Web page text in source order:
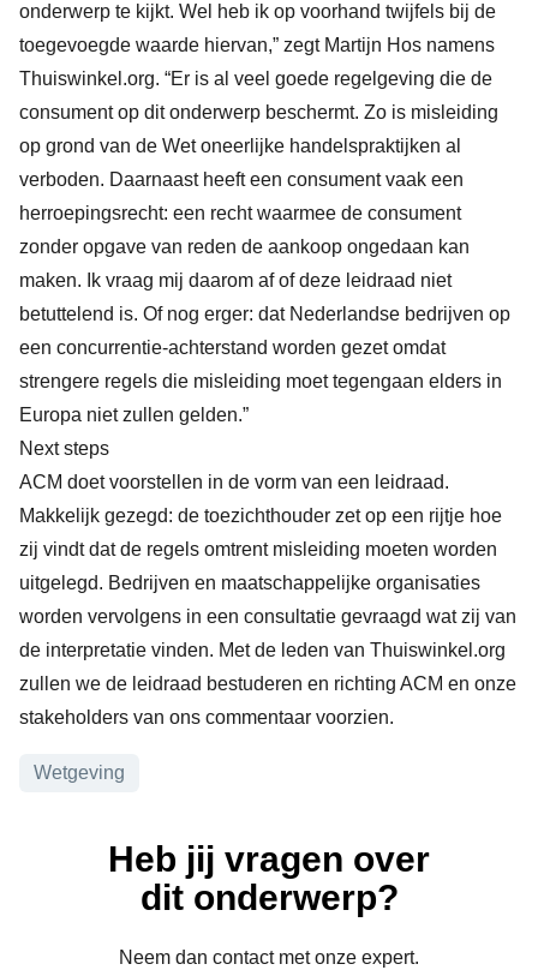
onderwerp te kijkt. Wel heb ik op voorhand twijfels bij de
toegevoegde waarde hiervan,” zegt Martijn Hos namens
Thuiswinkel.org. “Er is al veel goede regelgeving die de
consument op dit onderwerp beschermt. Zo is misleiding
op grond van de Wet oneerlijke handelspraktijken al
verboden. Daarnaast heeft een consument vaak een
herroepingsrecht: een recht waarmee de consument
zonder opgave van reden de aankoop ongedaan kan
maken. Ik vraag mij daarom af of deze leidraad niet
betuttelend is. Of nog erger: dat Nederlandse bedrijven op
een concurrentie-achterstand worden gezet omdat
strengere regels die misleiding moet tegengaan elders in
Europa niet zullen gelden.”
Next steps
ACM doet voorstellen in de vorm van een leidraad.
Makkelijk gezegd: de toezichthouder zet op een rijtje hoe
zij vindt dat de regels omtrent misleiding moeten worden
uitgelegd. Bedrijven en maatschappelijke organisaties
worden vervolgens in een consultatie gevraagd wat zij van
de interpretatie vinden. Met de leden van Thuiswinkel.org
zullen we de leidraad bestuderen en richting ACM en onze
stakeholders van ons commentaar voorzien.
Onderwerpen
Wetgeving
Heb jij vragen over
dit onderwerp?
Neem dan contact met onze expert.